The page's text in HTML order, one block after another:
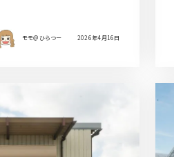
モモ＠ひらつー 2026年4月16日